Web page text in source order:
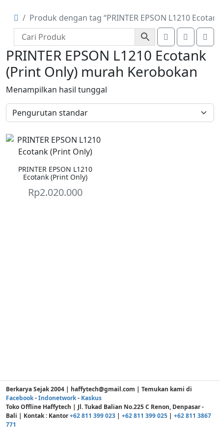
Produk dengan tag “PRINTER EPSON L1210
Account
PRINTER EPSON L1210 Ecotank
(Print Only) murah Kerobokan
Menampilkan hasil tunggal
PRINTER EPSON L1210
Ecotank (Print Only)
Rp2.020.000
Berkarya Sejak 2004 | haffytech@gmail.com | Temukan kami di
Facebook-Indonetwork- Kaskus
Toko Offline Haffytech | Jl. Tukad Balian No.225 C Renon, Denpasar -
Bali | Kontak : Kantor+62 811 399 023 | +62 811 399 025 | +62 811 3867
771